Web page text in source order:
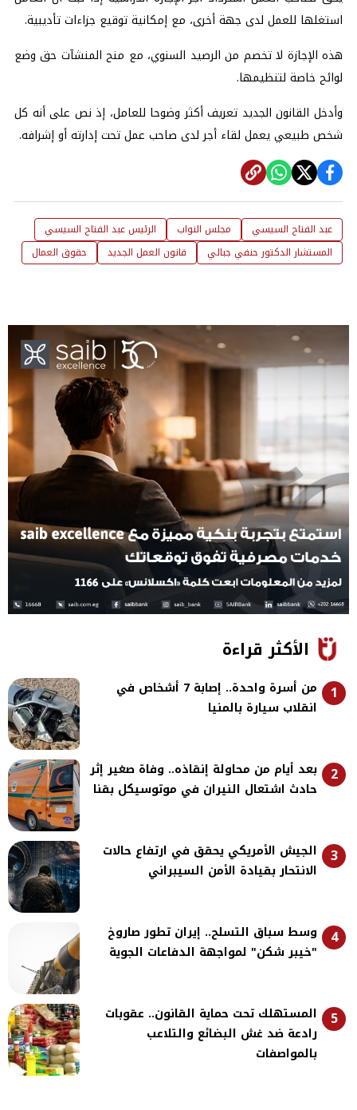
استغلها للعمل لدى جهة أخرى، مع إمكانية توقيع جزاءات تأديبية.
هذه الإجازة لا تخصم من الرصيد السنوي، مع منح المنشآت حق وضع
لوائح خاصة لتنظيمها.
وأدخل القانون الجديد تعريف أكثر وضوحا للعامل، إذ نص على أنه كل
شخص طبيعي يعمل لقاء أجر لدى صاحب عمل تحت إدارته أو إشرافه.
عبد الفتاح السيسي مجلس النواب
الرئيس عبد الفتاح السيسي
المستشار الدكتور حنفي جبالي
قانون العمل الجديد حقوق العمال
الأكثر قراءة
1
من أسرة واحدة.. إصابة 7 أشخاص في
انقلاب سيارة بالمنيا
2
بعد أيام من محاولة إنقاذه.. وفاة صغير إثر
حادث اشتعال النيران في موتوسيكل بقنا
3
الجيش الأمريكي يحقق في ارتفاع حالات
الانتحار بقيادة الأمن السيبراني
4
وسط سباق التسلح.. إيران تطور صاروخ
"خيبر شكن" لمواجهة الدفاعات الجوية
5
المستهلك تحت حماية القانون.. عقوبات
رادعة ضد غش البضائع والتلاعب
بالمواصفات